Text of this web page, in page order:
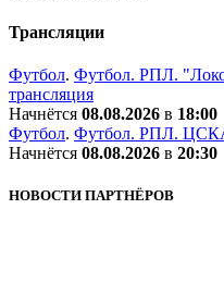
Трансляции
Футбол. Футбол. РПЛ.
трансляция
Начнётся 08.08.2026 в 18:00
Футбол. Футбол. РПЛ. ЦСКА
Начнётся 08.08.2026 в 20:30
НОВОСТИ ПАРТНЁРОВ